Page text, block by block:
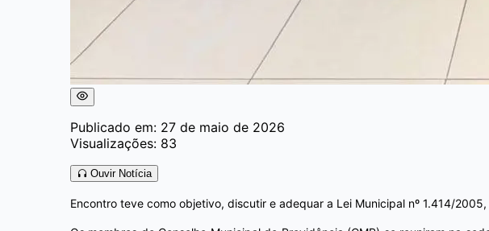
Publicado em: 27 de maio de 2026
Visualizações: 83
Ouvir Notícia
Encontro teve como objetivo, discutir e adequar a Lei Municipal nº 1.414/